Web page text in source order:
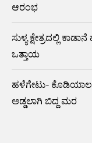
ಆರಂಭ
ಸುಳ್ಯ ಕ್ಷೇತ್ರದಲ್ಲಿ
ಒತ್ತಾಯ
ಹಳೆಗೇಟು-
ಅಡ್ಡಲಾಗಿ ಬಿದ್ದ ಮರ